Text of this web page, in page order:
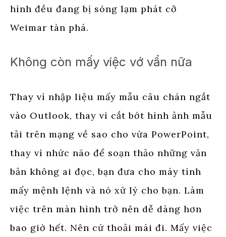
hình đều đang bị sóng lạm phát cỡ
Weimar tàn phá.
Không còn mấy việc vớ vẩn nữa
Thay vì nhập liệu mấy mẫu câu chán ngắt
vào Outlook, thay vì cắt bớt hình ảnh mẫu
tải trên mạng về sao cho vừa PowerPoint,
thay vì nhức não để soạn thảo những văn
bản không ai đọc, bạn đưa cho máy tính
mấy mệnh lệnh và nó xử lý cho bạn. Làm
việc trên màn hình trở nên dễ dàng hơn
bao giờ hết. Nên cứ thoải mái đi. Mấy việc